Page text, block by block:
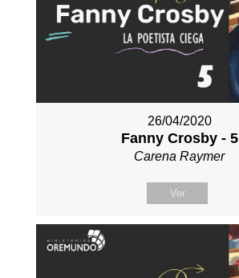
26/04/2020
Fanny Crosby - 5
Carena Raymer
Ver